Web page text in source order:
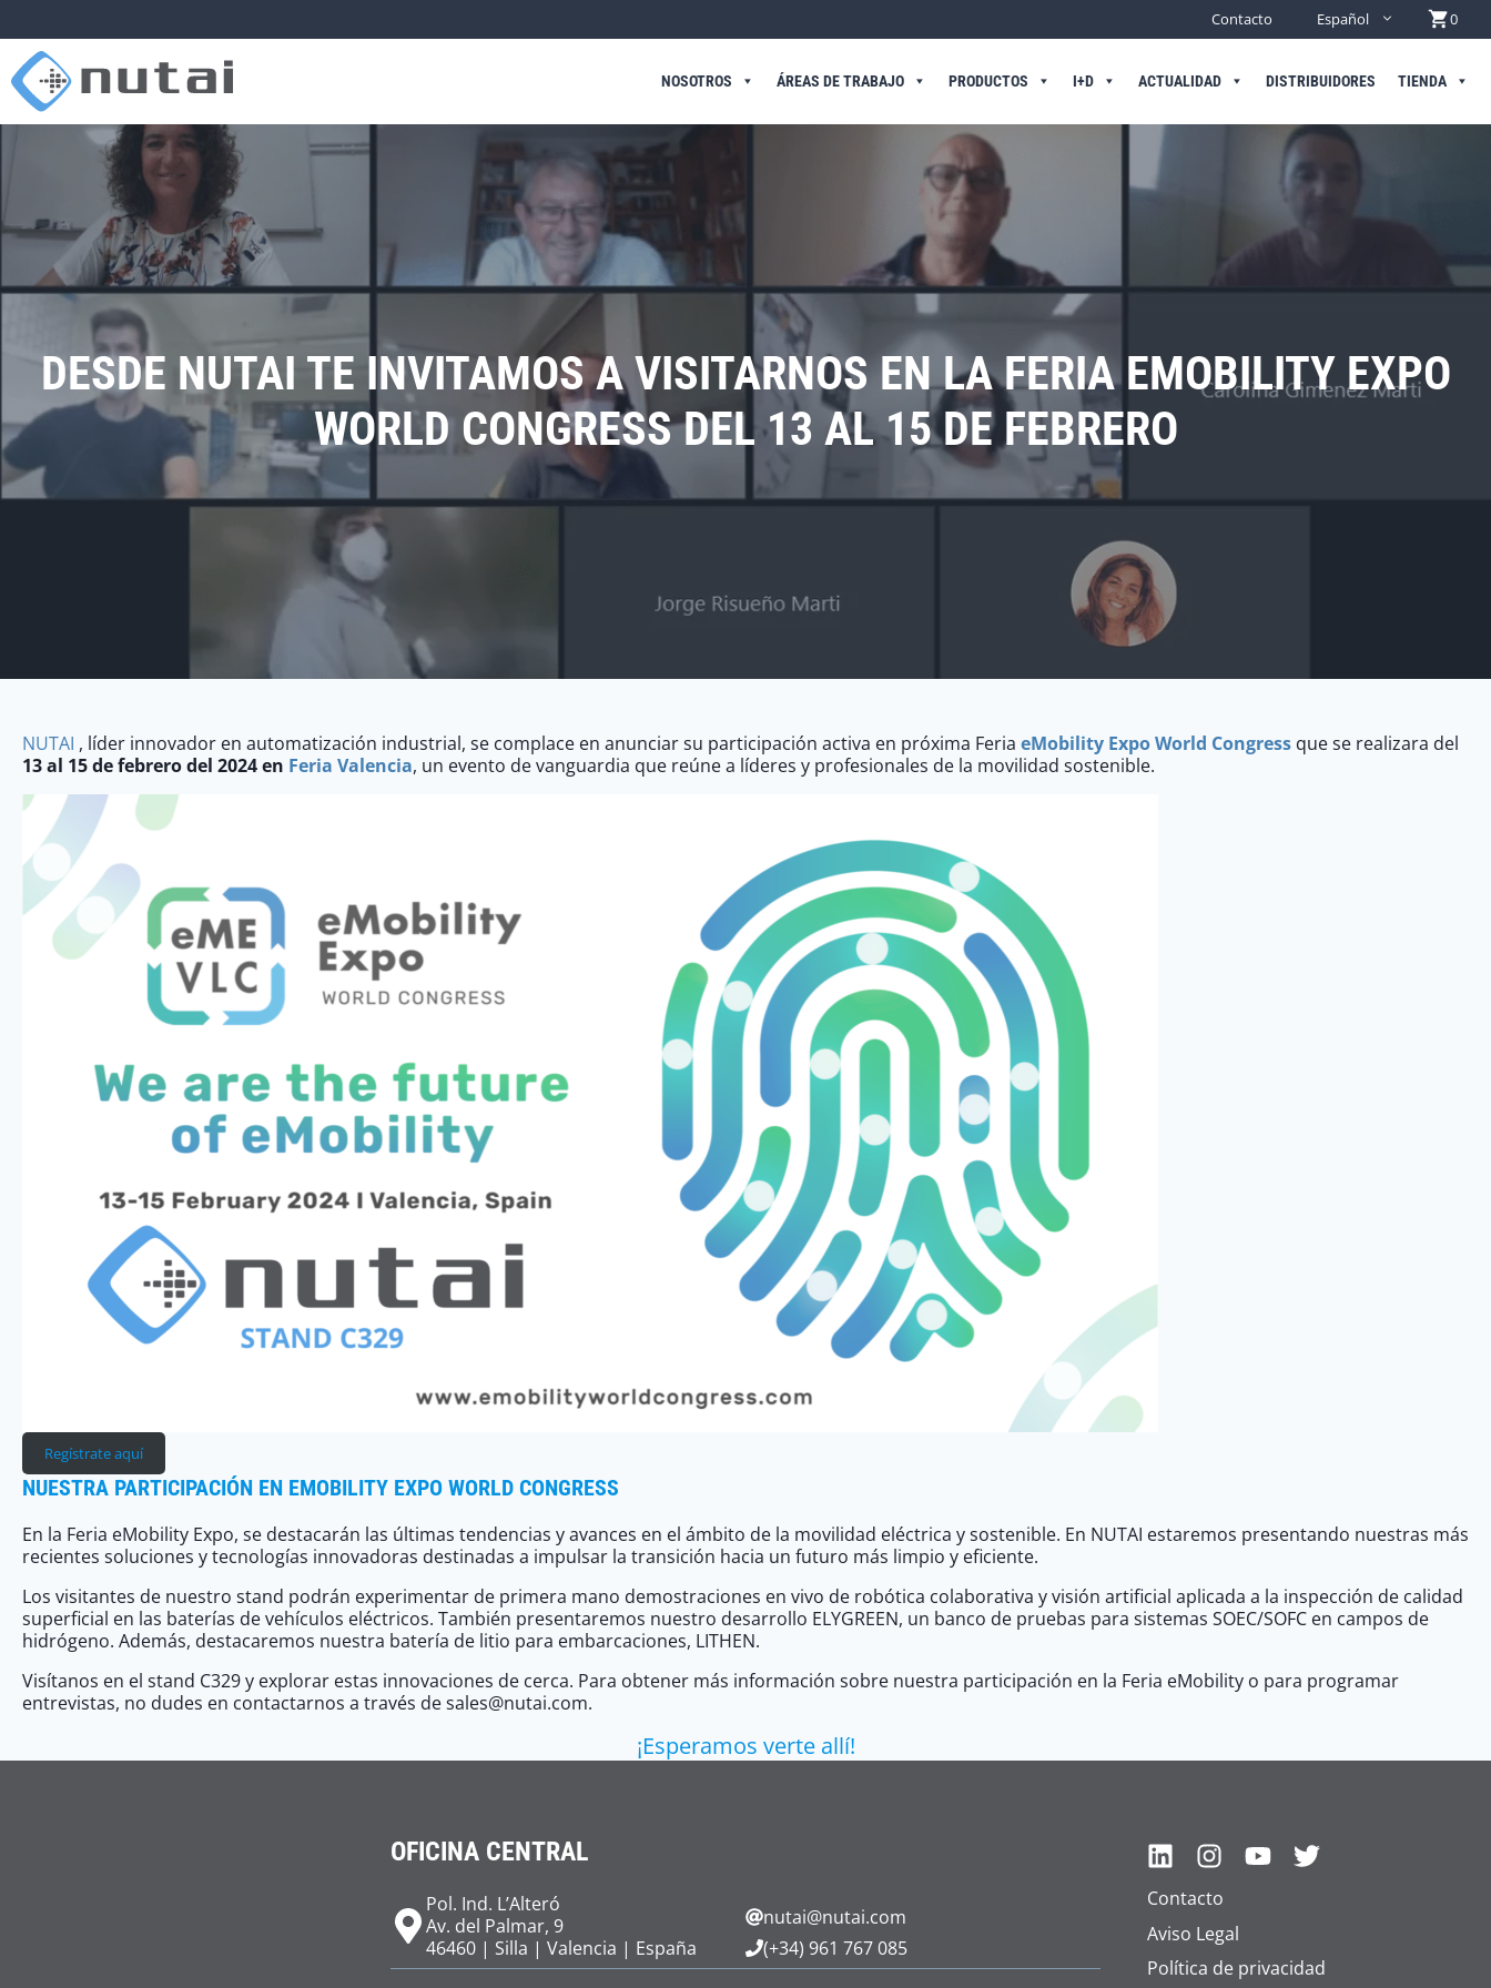
Contacto Español 0
NOSOTROS ÁREAS DE TRABAJO PRODUCTOS I+D ACTUALIDAD DISTRIBUIDORES TIENDA
DESDE NUTAI TE INVITAMOS A VISITARNOS EN LA FERIA EMOBILITY EXPO
WORLD CONGRESS DEL 13 AL 15 DE FEBRERO
NUTAI , líder innovador en automatización industrial, se complace en anunciar su participación activa en próxima Feria eMobility Expo World Congress que se realizara del
13 al 15 de febrero del 2024 en Feria Valencia, un evento de vanguardia que reúne a líderes y profesionales de la movilidad sostenible.
Regístrate aquí
NUESTRA PARTICIPACIÓN EN EMOBILITY EXPO WORLD CONGRESS
En la Feria eMobility Expo, se destacarán las últimas tendencias y avances en el ámbito de la movilidad eléctrica y sostenible. En NUTAI estaremos presentando nuestras más
recientes soluciones y tecnologías innovadoras destinadas a impulsar la transición hacia un futuro más limpio y eficiente.
Los visitantes de nuestro stand podrán experimentar de primera mano demostraciones en vivo de robótica colaborativa y visión artificial aplicada a la inspección de calidad
superficial en las baterías de vehículos eléctricos. También presentaremos nuestro desarrollo ELYGREEN, un banco de pruebas para sistemas SOEC/SOFC en campos de
hidrógeno. Además, destacaremos nuestra batería de litio para embarcaciones, LITHEN.
Visítanos en el stand C329 y explorar estas innovaciones de cerca. Para obtener más información sobre nuestra participación en la Feria eMobility o para programar
entrevistas, no dudes en contactarnos a través de sales@nutai.com.
¡Esperamos verte allí!
OFICINA CENTRAL
Pol. Ind. L’Alteró
Av. del Palmar, 9
46460 | Silla | Valencia | España
nutai@nutai.com
(+34) 961 767 085
Contacto
Aviso Legal
Política de privacidad